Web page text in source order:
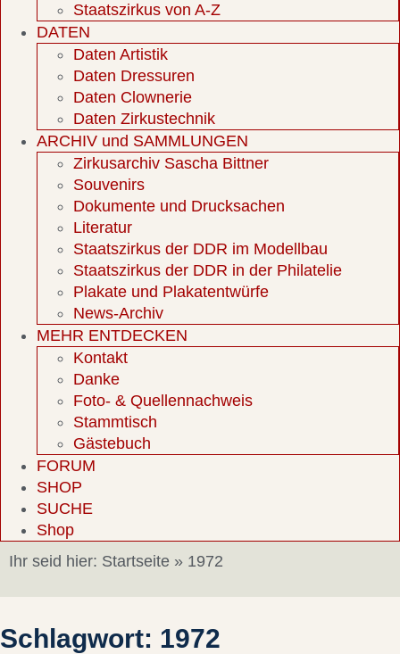
Staatszirkus von A-Z
DATEN
Daten Artistik
Daten Dressuren
Daten Clownerie
Daten Zirkustechnik
ARCHIV und SAMMLUNGEN
Zirkusarchiv Sascha Bittner
Souvenirs
Dokumente und Drucksachen
Literatur
Staatszirkus der DDR im Modellbau
Staatszirkus der DDR in der Philatelie
Plakate und Plakatentwürfe
News-Archiv
MEHR ENTDECKEN
Kontakt
Danke
Foto- & Quellennachweis
Stammtisch
Gästebuch
FORUM
SHOP
SUCHE
Shop
Ihr seid hier: Startseite » 1972
Schlagwort: 1972